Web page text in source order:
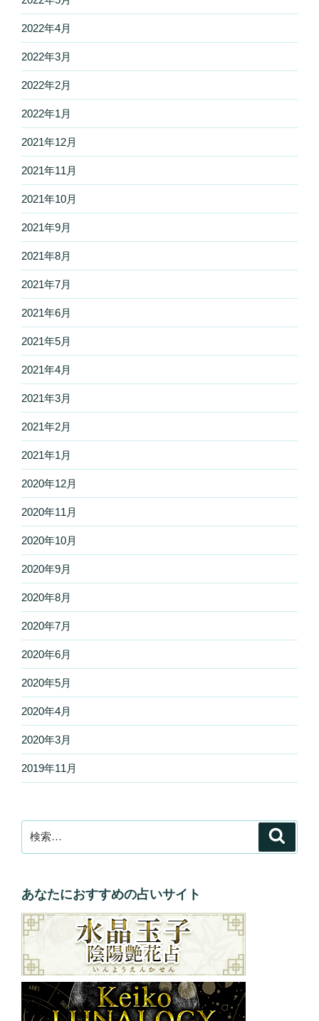
2022年4月
2022年3月
2022年2月
2022年1月
2021年12月
2021年11月
2021年10月
2021年9月
2021年8月
2021年7月
2021年6月
2021年5月
2021年4月
2021年3月
2021年2月
2021年1月
2020年12月
2020年11月
2020年10月
2020年9月
2020年8月
2020年7月
2020年6月
2020年5月
2020年4月
2020年3月
2019年11月
索:
あなたにおすすめの占いサイト